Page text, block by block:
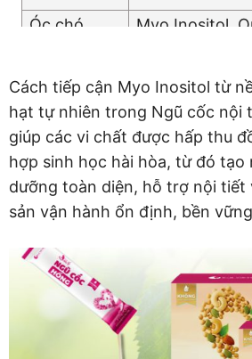
Óc chó Myo Inositol,
Cách tiếp cận Myo Inositol từ
hạt tự nhiên trong Ngũ cốc nội
giúp các vi chất được hấp thu
hợp sinh học hài hòa, từ đó tạo
dưỡng toàn diện, hỗ trợ nội tiết
sản vận hành ổn định, bền